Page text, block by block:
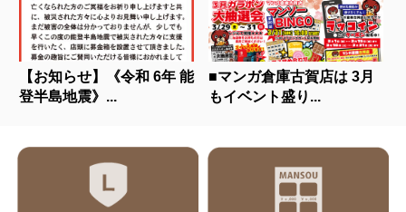
【お知らせ】《令和 6年 能
登半島地震》...
■マンガ倉庫古賀店は 3月
もイベント盛り...